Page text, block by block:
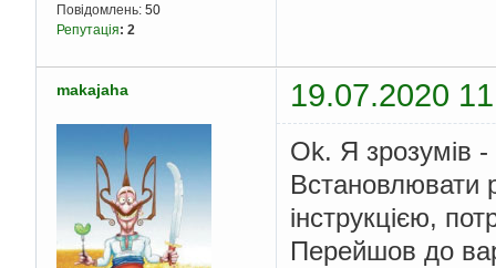
Повідомлень: 50
Репутація: 2
makajaha 19.07.2020
Ok. Я зрозумів
Встановлювати
інструкцією,
Перейшов до